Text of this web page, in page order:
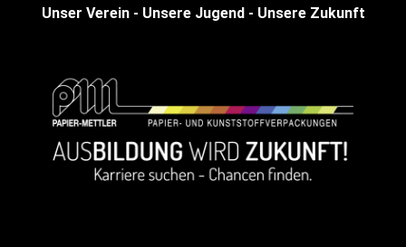
Unser Verein - Unsere Jugend - Unsere Zukunft